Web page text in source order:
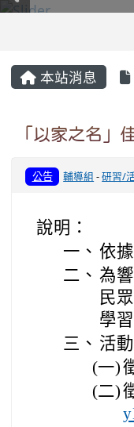
本站消息
「以家之名」
公告 輔導組 -研習/
說明：
一、 依
二、 為
民
學
三、 活
(一)
(二)